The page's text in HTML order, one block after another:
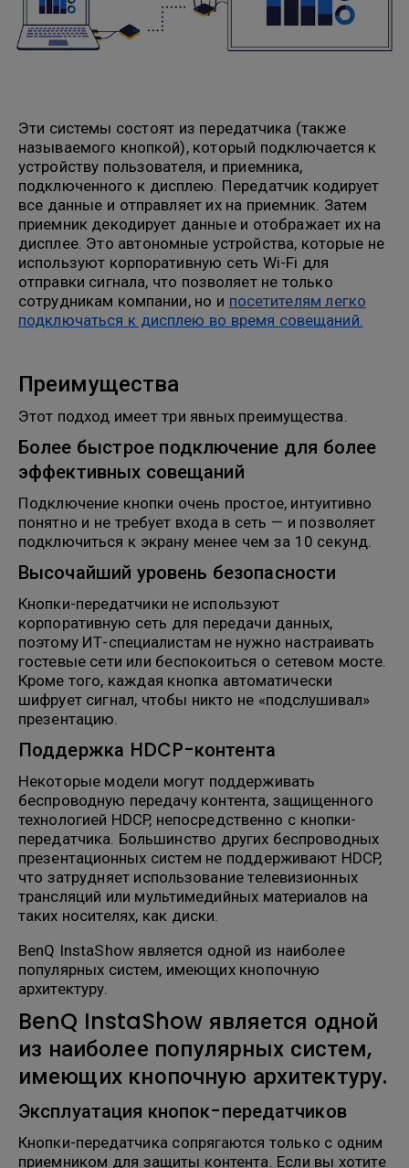
Эти системы состоят из передатчика (также
называемого кнопкой), который подключается к
устройству пользователя, и приемника,
подключенного к дисплею. Передатчик кодирует
все данные и отправляет их на приемник. Затем
приемник декодирует данные и отображает их на
дисплее. Это автономные устройства, которые не
используют корпоративную сеть Wi-Fi для
отправки сигнала, что позволяет не только
сотрудникам компании, но и посетителям легко
подключаться к дисплею во время совещаний.
Преимущества
Этот подход имеет три явных преимущества.
Более быстрое подключение для более
эффективных совещаний
Подключение кнопки очень простое, интуитивно
понятно и не требует входа в сеть — и позволяет
подключиться к экрану менее чем за 10 секунд.
Высочайший уровень безопасности
Кнопки-передатчики не используют
корпоративную сеть для передачи данных,
поэтому ИТ-специалистам не нужно настраивать
гостевые сети или беспокоиться о сетевом мосте.
Кроме того, каждая кнопка автоматически
шифрует сигнал, чтобы никто не «подслушивал»
презентацию.
Поддержка HDCP-контента
Некоторые модели могут поддерживать
беспроводную передачу контента, защищенного
технологией HDCP, непосредственно с кнопки-
передатчика. Большинство других беспроводных
презентационных систем не поддерживают HDCP,
что затрудняет использование телевизионных
трансляций или мультимедийных материалов на
таких носителях, как диски.
BenQ InstaShow является одной из наиболее
популярных систем, имеющих кнопочную
архитектуру.
BenQ InstaShow является одной
из наиболее популярных систем,
имеющих кнопочную архитектуру.
Эксплуатация кнопок-передатчиков
Кнопки-передатчика сопрягаются только с одним
приемником для защиты контента. Если вы хотите